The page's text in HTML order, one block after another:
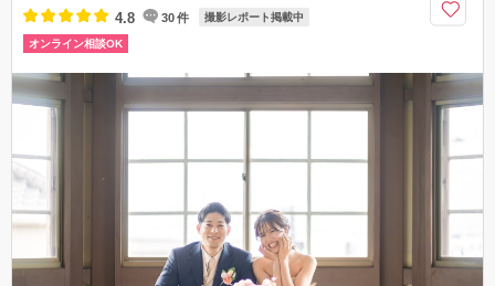
4.8 30件 撮影レポート掲載中
オンライン相談OK